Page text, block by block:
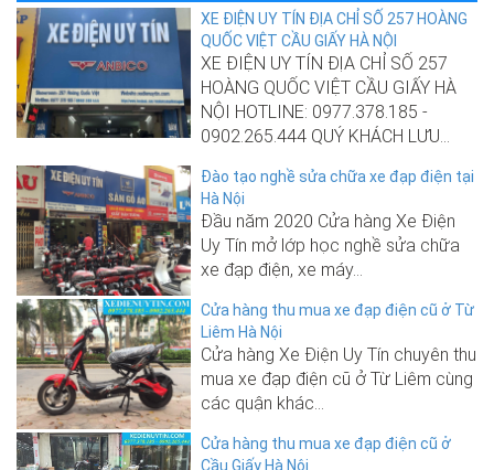
XE ĐIỆN UY TÍN ĐỊA CHỈ SỐ 257 HOÀNG
QUỐC VIỆT CẦU GIẤY HÀ NỘI
XE ĐIỆN UY TÍN ĐỊA CHỈ SỐ 257
HOÀNG QUỐC VIỆT CẦU GIẤY HÀ
NỘI HOTLINE: 0977.378.185 -
0902.265.444 QUÝ KHÁCH LƯU...
Đào tạo nghề sửa chữa xe đạp điện tại
Hà Nội
Đầu năm 2020 Cửa hàng Xe Điện
Uy Tín mở lớp học nghề sửa chữa
xe đạp điện, xe máy...
Cửa hàng thu mua xe đạp điện cũ ở Từ
Liêm Hà Nội
Cửa hàng Xe Điện Uy Tín chuyên thu
mua xe đạp điện cũ ở Từ Liêm cùng
các quận khác...
Cửa hàng thu mua xe đạp điện cũ ở
Cầu Giấy Hà Nội